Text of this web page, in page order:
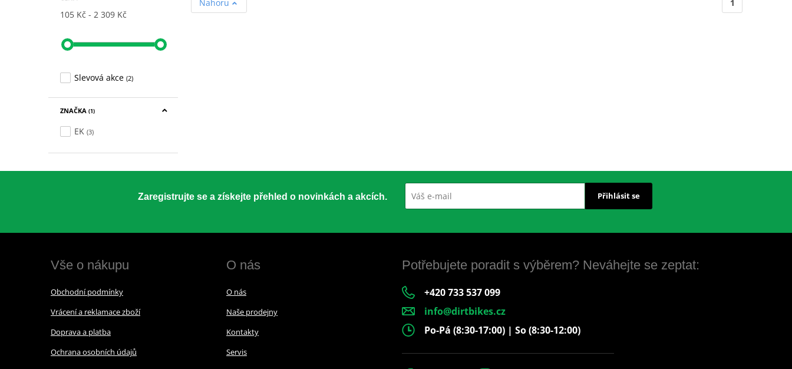
105 Kč 2 309 Kč
Slevová akce (2)
ZNAČKA (1)
EK (3)
1
Nahoru
Zaregistrujte se a získejte přehled o novinkách a akcích. Přihlásit se
Vše o nákupu
Obchodní podmínky
Vrácení a reklamace zboží
Doprava a platba
Ochrana osobních údajů
O nás
O nás
Naše prodejny
Kontakty
Servis
Potřebujete poradit s výběrem? Neváhejte se zeptat:
+420 733 537 099
info@dirtbikes.cz
Po-Pá (8:30-17:00) | So (8:30-12:00)